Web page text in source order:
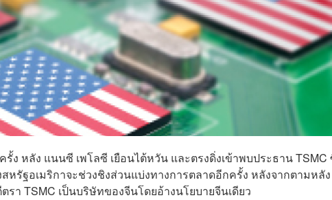
ง หลัง แนนซี เพโลซี เยือนไต้หวัน และตรงดิ่งเข้าพบประธาน TSMC
รัฐอเมริกาจะช่วงชิงส่วนแบ่งทางการตลาดอีกครั้ง หลังจากตามหลัง
รา TSMC เป็นบริษัทของจีนโดยอ้างนโยบายจีนเดียว